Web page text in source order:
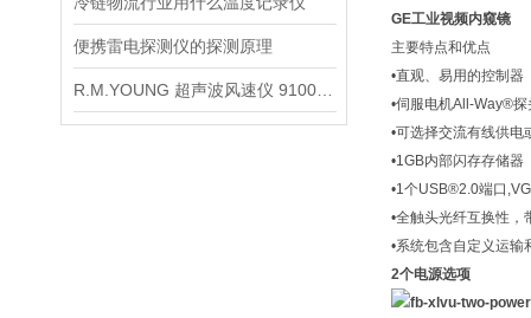
便携雷电探测仪的探测原理
GE工业视频内窥镜
主要特点和优点
•直观、易用的控制器
•伺服电机All-Way®探
•可选择交流有线供电
•1GB内部闪存存储器
•1个USB®2.0端口
•全触头光纤互换性，
•系统包含自定义运输
2个电源选项